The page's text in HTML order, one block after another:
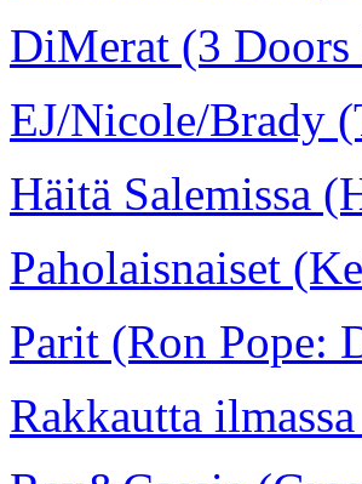
DiMerat (3 Doors
EJ/Nicole/Brady
Häitä Salemissa
Paholaisnaiset
Parit (Ron Pope:
Rakkautta